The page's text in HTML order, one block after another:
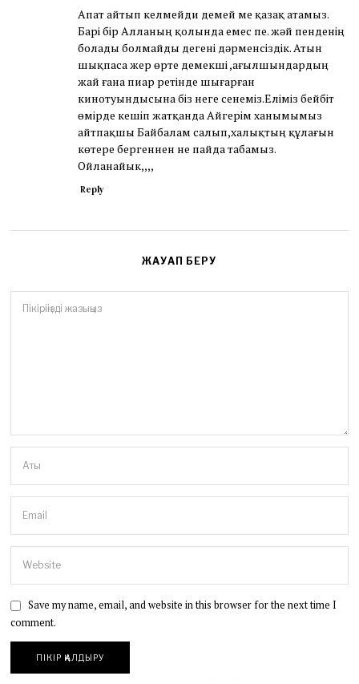
Апат айтып келмейди демей ме қазақ атамыз.
Барі бір Алланың қолында емес пе. жәй пенденің
болады болмайды дегені дәрменсіздік. Атын
шықпаса жер өрте демекші ,ағылшындардың
жай ғана пиар ретінде шығарған
кинотуындысына біз неге сенеміз.Еліміз бейбіт
өмірде кешіп жатқанда Айгерім ханымымыз
айтпақшы Байбалам салып,халықтың құлағын
көтере бергеннен не пайда табамыз.
Ойланайык,,,,
Reply
ЖАУАП БЕРУ
Save my name, email, and website in this browser for the next time I
comment.